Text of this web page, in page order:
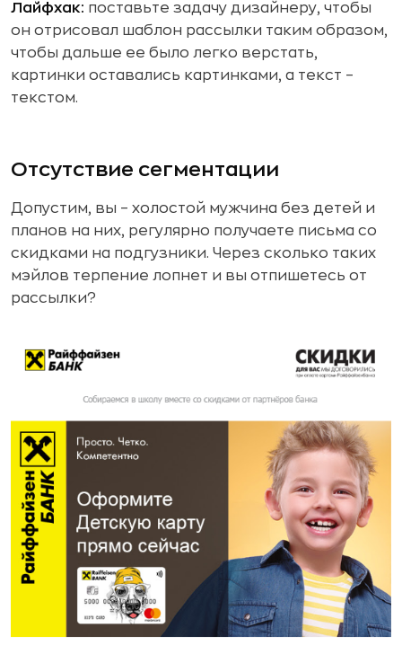
Лайфхак: поставьте задачу дизайнеру, чтобы
он отрисовал шаблон рассылки таким образом,
чтобы дальше ее было легко верстать,
картинки оставались картинками, а текст –
текстом.
Отсутствие сегментации
Допустим, вы – холостой мужчина без детей и
планов на них, регулярно получаете письма со
скидками на подгузники. Через сколько таких
мэйлов терпение лопнет и вы отпишетесь от
рассылки?